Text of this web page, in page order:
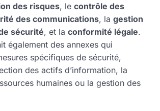
des risques, lecontrôle des
des communications, lagestion
sécurité, et laconformité légale.
également des annexes qui
spécifiques de sécurité,
des actifs d’information, la
humaines ou la gestion des